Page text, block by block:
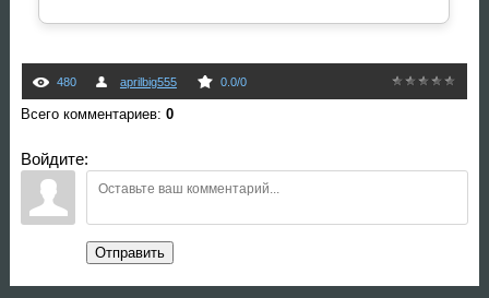
480 aprilbig555 0.0/0
Всего комментариев: 0
Войдите:
Отправить